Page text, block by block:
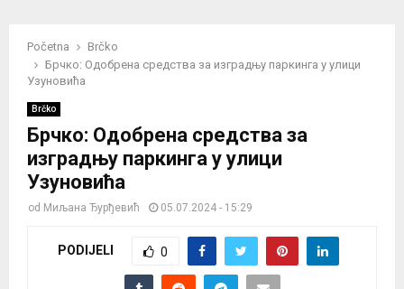
Početna
Brčko
Брчко: Одобрена средства за изградњу паркинга у улици
Узуновића
Brčko
Брчко: Одобрена средства за
изградњу паркинга у улици
Узуновића
od Миљана Ђурђевић 05.07.2024 - 15:29
PODIJELI 0